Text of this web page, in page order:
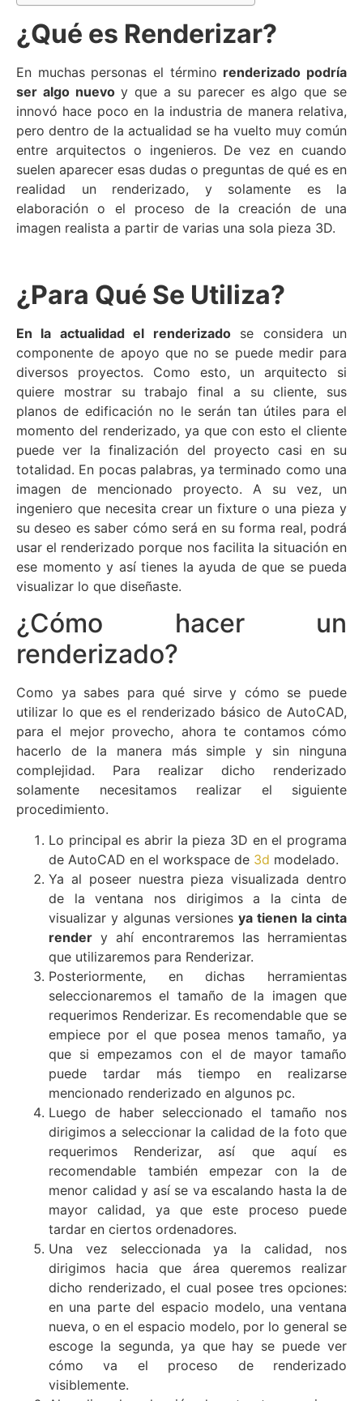
¿Qué es Renderizar?
En muchas personas el término renderizado podría
ser algo nuevoy que a su parecer es algo que se
innovó hace poco en la industria de manera relativa,
pero dentro de la actualidad se ha vuelto muy común
entre arquitectos o ingenieros. De vez en cuando
suelen aparecer esas dudas o preguntas de qué es en
realidad un renderizado, y solamente es la
elaboración o el proceso de la creación de una
imagen realista a partir de varias una sola pieza 3D.
¿Para Qué Se Utiliza?
En la actualidad el renderizadose considera un
componente de apoyo que no se puede medir para
diversos proyectos. Como esto, un arquitecto si
quiere mostrar su trabajo final a su cliente, sus
planos de edificación no le serán tan útiles para el
momento del renderizado, ya que con esto el cliente
puede ver la finalización del proyecto casi en su
totalidad. En pocas palabras, ya terminado como una
imagen de mencionado proyecto. A su vez, un
ingeniero que necesita crear un fixture o una pieza y
su deseo es saber cómo será en su forma real, podrá
usar el renderizado porque nos facilita la situación en
ese momento y así tienes la ayuda de que se pueda
visualizar lo que diseñaste.
¿Cómo hacer un
renderizado?
Como ya sabes para qué sirve y cómo se puede
utilizar lo que es el renderizado básico de AutoCAD,
para el mejor provecho, ahora te contamos cómo
hacerlo de la manera más simple y sin ninguna
complejidad. Para realizar dicho renderizado
solamente necesitamos realizar el siguiente
procedimiento.
Lo principal es abrir la pieza 3D en el programa
de AutoCAD en el workspace de 3d modelado.
Ya al poseer nuestra pieza visualizada dentro
de la ventana nos dirigimos a la cinta de
visualizar y algunas versiones ya tienen la cinta
render y ahí encontraremos las herramientas
que utilizaremos para Renderizar.
Posteriormente, en dichas herramientas
seleccionaremos el tamaño de la imagen que
requerimos Renderizar. Es recomendable que se
empiece por el que posea menos tamaño, ya
que si empezamos con el de mayor tamaño
puede tardar más tiempo en realizarse
mencionado renderizado en algunos pc.
Luego de haber seleccionado el tamaño nos
dirigimos a seleccionar la calidad de la foto que
requerimos Renderizar, así que aquí es
recomendable también empezar con la de
menor calidad y así se va escalando hasta la de
mayor calidad, ya que este proceso puede
tardar en ciertos ordenadores.
Una vez seleccionada ya la calidad, nos
dirigimos hacia que área queremos realizar
dicho renderizado, el cual posee tres opciones:
en una parte del espacio modelo, una ventana
nueva, o en el espacio modelo, por lo general se
escoge la segunda, ya que hay se puede ver
cómo va el proceso de renderizado
visiblemente.